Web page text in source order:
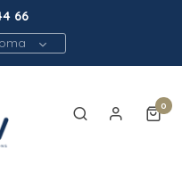
66
0